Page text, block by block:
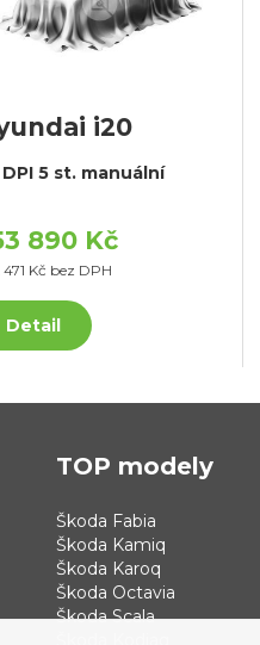
i20
DPI 5 st. manuální
890 Kč
471 Kč bez DPH
Detail
TOP modely
Škoda Fabia
Škoda Kamiq
Škoda Karoq
Škoda Octavia
Škoda Scala